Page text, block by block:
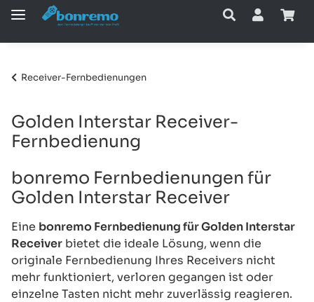
Receiver-Fernbedienungen
Golden Interstar Receiver-
Fernbedienung
bonremo Fernbedienungen für
Golden Interstar Receiver
Eine bonremo Fernbedienung für Golden Interstar
Receiver bietet die ideale Lösung, wenn die
originale Fernbedienung Ihres Receivers nicht
mehr funktioniert, verloren gegangen ist oder
einzelne Tasten nicht mehr zuverlässig reagieren.